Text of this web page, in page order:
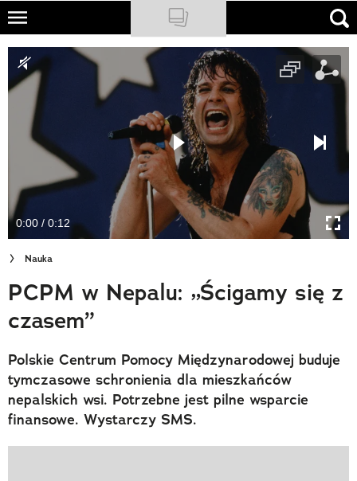
Skip
main
content
NATIONAL GEOGRAPHIC
TRAVELER
PODCASTY
Newsletter
Cuda Polski
Wielki Konkurs Fotograficzny
Trendbook Podróżniczy
Polecane
0:00 / 0:12
Nauka
PCPM w Nepalu: „Ścigamy się z
czasem”
Polskie Centrum Pomocy Międzynarodowej buduje
tymczasowe schronienia dla mieszkańców
nepalskich wsi. Potrzebne jest pilne wsparcie
finansowe. Wystarczy SMS.